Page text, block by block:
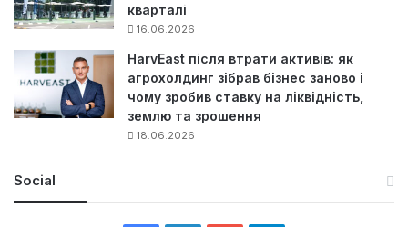
кварталі
16.06.2026
HarvEast після втрати активів: як
агрохолдинг зібрав бізнес заново і
чому зробив ставку на ліквідність,
землю та зрошення
18.06.2026
Social